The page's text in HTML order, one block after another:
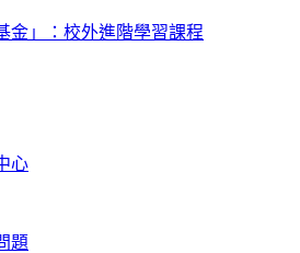
金」：校外進階學習課程
心
題